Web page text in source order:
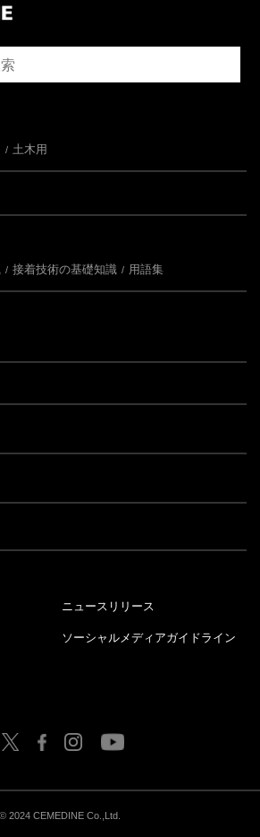
土木用
接着技術の基礎知識 用語集
ニュースリリース
ソーシャルメディアガイドライン
© 2024 CEMEDINE Co.,Ltd.